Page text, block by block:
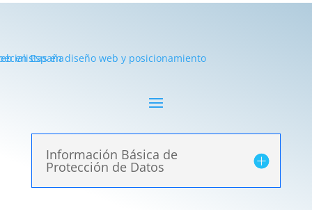
Información Básica de
Protección de Datos